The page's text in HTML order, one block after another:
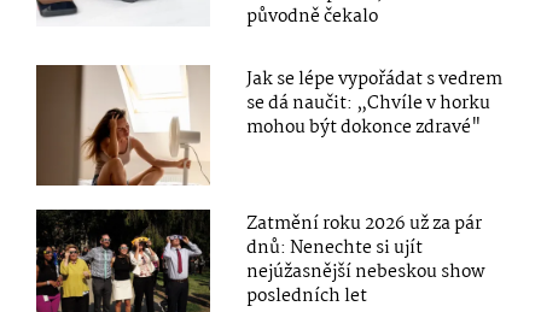
původně čekalo
Jak se lépe vypořádat s vedrem
se dá naučit: „Chvíle v horku
mohou být dokonce zdravé"
Zatmění roku 2026 už za pár
dnů: Nenechte si ujít
nejúžasnější nebeskou show
posledních let